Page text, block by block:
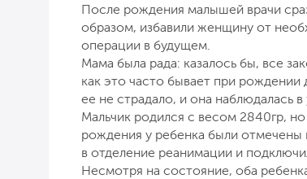
После рождения малышей врачи
образом, избавили женщину от
операции в будущем.
Мама была рада: казалось бы, все
как это часто бывает при
ее не страдало, и она наблюдалась
Мальчик родился с весом 2840гр,
рождения у ребенка были
в отделение реанимации и
Несмотря на состояние, оба